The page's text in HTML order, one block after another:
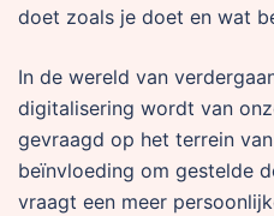
doet zoals je doet en wat
In de wereld van
digitalisering wordt van
gevraagd op het terrein
beïnvloeding om gestelde
vraagt een meer